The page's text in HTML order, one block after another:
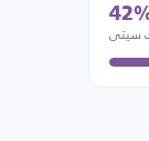
سيتي